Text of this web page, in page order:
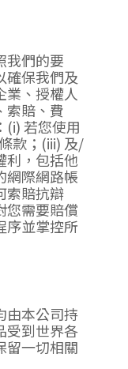
我們的要
確保我們及
業、授權人
索賠、費
(i) 若您使用
款；(iii) 及/
利，包括他
網際網路帳
索賠抗辯
您需要賠償
序並掌控所
由本公司持
受到世界各
留一切相關